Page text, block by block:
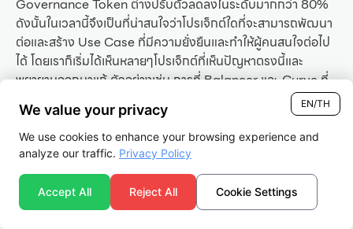
Governance Token ต่างปรับตัวลดลงในระดับมากกว่า 80%
ดังนั้นในเวลานี้จึงเป็นที่น่าสนใจว่าโปรเจ็กต์ใดที่จะสามารถพัฒนา
ต่อและสร้าง Use Case ที่มีความยั่งยืนและทำให้ผู้คนสนใจต่อไป
ได้ โดยเราก็เริ่มได้เห็นหลายๆโปรเจ็กต์ที่เห็นปัญหาตรงนี้และ
พยายามออกมาแก้ ตัวอย่างเช่น การที่ Balancer และ Curve ที่
พยายามออกแบบ Tokenomics เพื่อสร้างแรงจูงใจในการถือ
เหรียญมากขึ้น Governance Token ผ่าน ve-Tokenomics
ถือเป็นตัวอย่างของทิศทางที่น่าจับตามอง
นอกจากนี้ อีกปัญหาที่เรามักพบเจอในฐานะผู้ใช้งานแพลทฟอร์ม
คือปัญหาเรื่องการ Scale และค่า Transaction Fee โดยเฉพาะ
อย่างยิ่งในวลาที่มีการใช้งานพร้อมกันในจำนวนมาก ซึ่งในเวลานี้
EN/TH
We value your privacy
We use cookies to enhance your browsing experience and
analyze our traffic. Privacy Policy
Accept All Reject All Cookie Settings